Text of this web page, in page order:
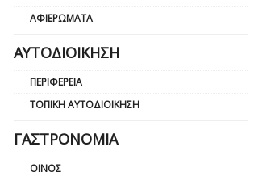
ΑΦΙΕΡΏΜΑΤΑ
ΑΥΤΟΔΙΟΊΚΗΣΗ
ΠΕΡΙΦΈΡΕΙΑ
ΤΟΠΙΚΉ ΑΥΤΟΔΙΟΊΚΗΣΗ
ΓΑΣΤΡΟΝΟΜΊΑ
ΟΊΝΟΣ